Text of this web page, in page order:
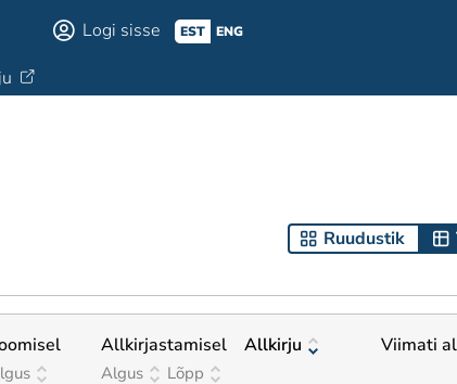
Logi sisse EST ENG
Ruudustik
Allkirjastamisel
Algus Lõpp
Allkirju Viimati